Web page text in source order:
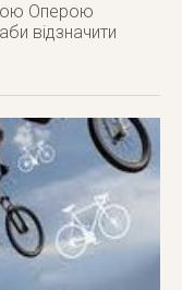
Оперою
відзначити